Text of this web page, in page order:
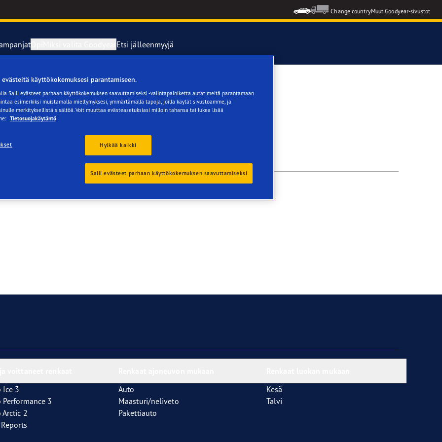
Change countryMuut Goodyear-sivustot
huolehtiminen
kiinnitys ja vaihtaminen
RACING
F1 Asymmetric 6
Performance 3
Etsi jälleenmyyjä
Ice 3
Performance 3
Arctic 2
Auto
Maasturi/neliveto
Pakettiauto
Kesä
Talvi
evästeitä käyttökokemuksesi parantamiseen.
Salli evästeet parhaan käyttökokemuksen saavuttamiseksi -valintapainiketta autat meitä parantamaan
esimerkiksi muistamalla mieltymyksesi, ymmärtämällä tapoja, joilla käytät sivustoamme, ja
merkityksellistä sisältöä. Voit muuttaa evästeasetuksiasi milloin tahansa tai lukea lisää
Tietosuojakäytäntö
Hylkää kaikki
Salli evästeet parhaan käyttökokemuksen saavuttamiseksi